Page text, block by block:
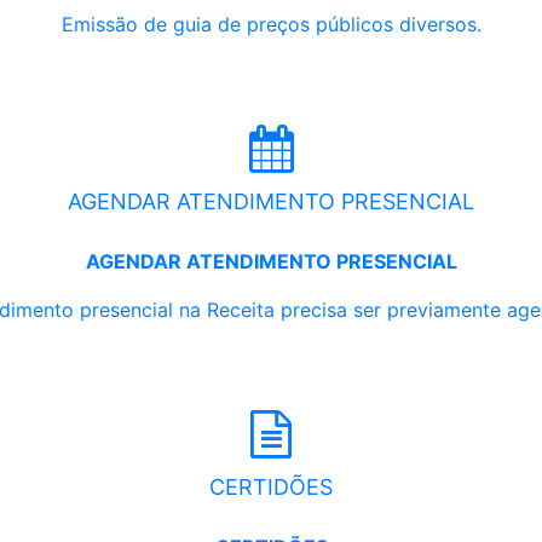
Emissão de guia de preços públicos diversos.
AGENDAR ATENDIMENTO PRESENCIAL
AGENDAR ATENDIMENTO PRESENCIAL
presencial na Receita precisa ser previamente
CERTIDÕES